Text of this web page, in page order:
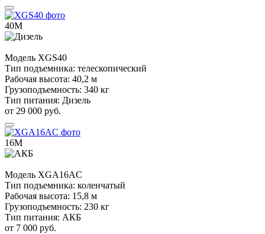
40М
Модель XGS40
Тип подъемника: телескопический
Рабочая высота: 40,2 м
Грузоподъемность: 340 кг
Тип питания: Дизель
от 29 000 руб.
16М
Модель XGA16AC
Тип подъемника: коленчатый
Рабочая высота: 15,8 м
Грузоподъемность: 230 кг
Тип питания: АКБ
от 7 000 руб.